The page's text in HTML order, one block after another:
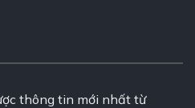
thông tin mới nhất từ